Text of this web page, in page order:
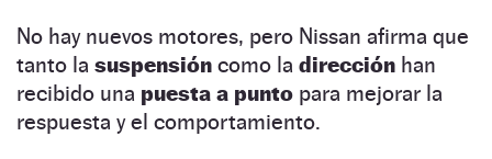
No hay nuevos motores, pero Nissan afirma que
tanto la suspensión como la dirección han
recibido una puesta a punto para mejorar la
respuesta y el comportamiento.